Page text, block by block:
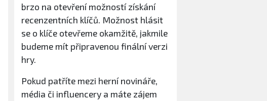
brzo na otevření možností získání
recenzentních klíčů. Možnost hlásit
se o klíče otevřeme okamžitě, jakmile
budeme mít připravenou finální verzi
hry.
Pokud patříte mezi herní novináře,
média či influencery a máte zájem